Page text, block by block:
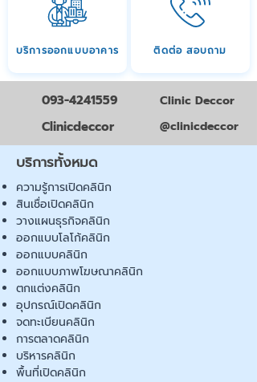
บริการออกแบบอาคาร ติดต่อ สอบถาม
093-4241559
Clinicdeccor
Clinic Deccor
@clinicdeccor
บริการทั้งหมด
ความรู้การเปิดคลินิก
สินเชื่อเปิดคลินิก
วางแผนธุรกิจคลินิก
ออกแบบโลโก้คลินิก
ออกแบบคลินิก
ออกแบบภาพโฆษณาคลินิก
ตกแต่งคลินิก
อุปกรณ์เปิดคลินิก
จดทะเบียนคลินิก
การตลาดคลินิก
บริหารคลินิก
พื้นที่เปิดคลินิก